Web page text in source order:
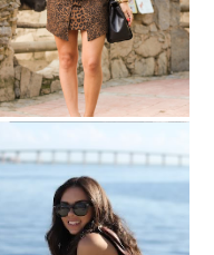
Animal print...
Bye bye 2012.... HELLO
2013!!